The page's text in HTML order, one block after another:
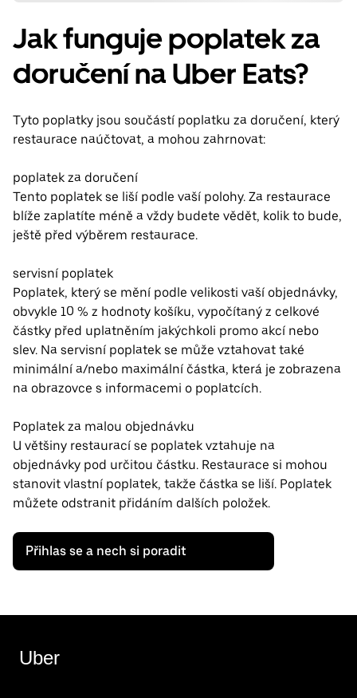
Jak funguje poplatek za
doručení na Uber Eats?
Tyto poplatky jsou součástí poplatku za doručení, který
restaurace naúčtovat, a mohou zahrnovat:
poplatek za doručení
Tento poplatek se liší podle vaší polohy. Za restaurace
blíže zaplatíte méně a vždy budete vědět, kolik to bude,
ještě před výběrem restaurace.
servisní poplatek
Poplatek, který se mění podle velikosti vaší objednávky,
obvykle 10 % z hodnoty košíku, vypočítaný z celkové
částky před uplatněním jakýchkoli promo akcí nebo
slev. Na servisní poplatek se může vztahovat také
minimální a/nebo maximální částka, která je zobrazena
na obrazovce s informacemi o poplatcích.
Poplatek za malou objednávku
U většiny restaurací se poplatek vztahuje na
objednávky pod určitou částku. Restaurace si mohou
stanovit vlastní poplatek, takže částka se liší. Poplatek
můžete odstranit přidáním dalších položek.
Přihlas se a nech si poradit
Uber